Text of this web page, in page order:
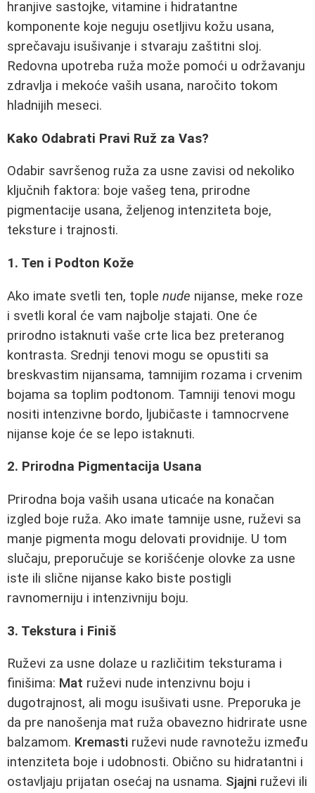
hranjive sastojke, vitamine i hidratantne
komponente koje neguju osetljivu kožu usana,
sprečavaju isušivanje i stvaraju zaštitni sloj.
Redovna upotreba ruža može pomoći u održavanju
zdravlja i mekoće vaših usana, naročito tokom
hladnijih meseci.
Kako Odabrati Pravi Ruž za Vas?
Odabir savršenog ruža za usne zavisi od nekoliko
ključnih faktora: boje vašeg tena, prirodne
pigmentacije usana, željenog intenziteta boje,
teksture i trajnosti.
1. Ten i Podton Kože
Ako imate svetli ten, tople nude nijanse, meke rozе
i svetli koral će vam najbolje stajati. One će
prirodno istaknuti vaše crte lica bez preteranog
kontrasta. Srednji tenovi mogu se opustiti sa
breskvastim nijansama, tamnijim rozama i crvenim
bojama sa toplim podtonom. Tamniji tenovi mogu
nositi intenzivne bordo, ljubičaste i tamnocrvene
nijanse koje će se lepo istaknuti.
2. Prirodna Pigmentacija Usana
Prirodna boja vaših usana uticaće na konačan
izgled boje ruža. Ako imate tamnije usne, ruževi sa
manje pigmenta mogu delovati providnije. U tom
slučaju, preporučuje se korišćenje olovke za usne
iste ili slične nijanse kako biste postigli
ravnomerniju i intenzivniju boju.
3. Tekstura i Finiš
Ruževi za usne dolaze u različitim teksturama i
finišima: Mat ruževi nude intenzivnu boju i
dugotrajnost, ali mogu isušivati usne. Preporuka je
da pre nanošenja mat ruža obavezno hidrirate usne
balzamom. Kremasti ruževi nude ravnotežu između
intenziteta boje i udobnosti. Obično su hidratantni i
ostavljaju prijatan osećaj na usnama. Sjajni ruževi ili